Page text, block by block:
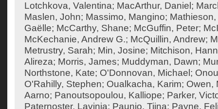
Lotchkova, Valentina; MacArthur, Daniel ;
Maslen, John; Massimo, Mangino; Mathieson,
Gaëlle; McCarthy, Shane; McGuffin, Peter;
McKechanie, Andrew G.; McQuillin, Andrew;
Metrustry, Sarah; Min, Josine; Mitchison,
Alireza; Morris, James; Muddyman, Dawn;
Northstone, Kate; O'Donnovan, Michael ;
O'Rahilly, Stephen; Oualkacha, Karim; Owen,
Aarno; Panoutsopoulou, Kalliope; Parker,
Paternoster, Lavinia; Paunio, Tiina; Payne,